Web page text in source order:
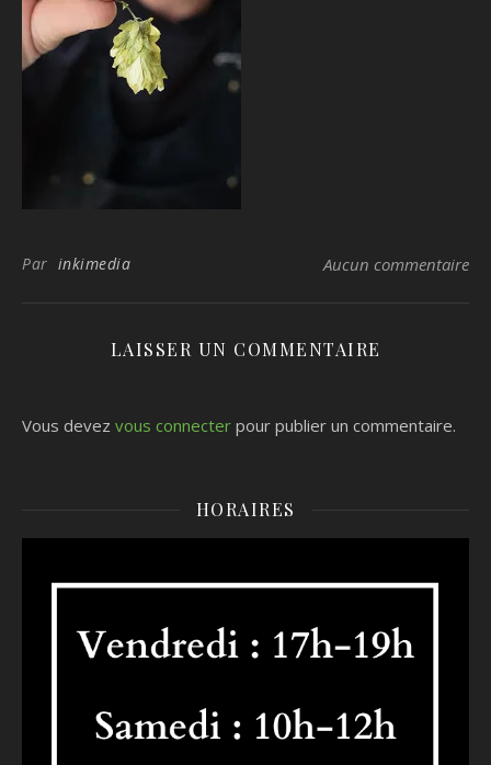
Par inkimedia Aucun commentaire
LAISSER UN COMMENTAIRE
Vous devez vous connecter pour publier un commentaire.
HORAIRES